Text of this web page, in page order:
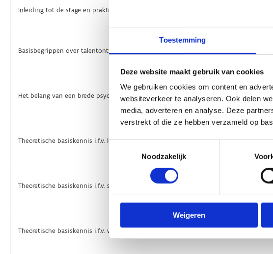
Toestemming
Deze website maakt gebruik van cookies
We gebruiken cookies om content en
websiteverkeer te analyseren. Ook delen
media, adverteren en analyse. Deze
verstrekt of die ze hebben verzameld op
Toestemmingsselectie
Noodzakelijk
Weigeren